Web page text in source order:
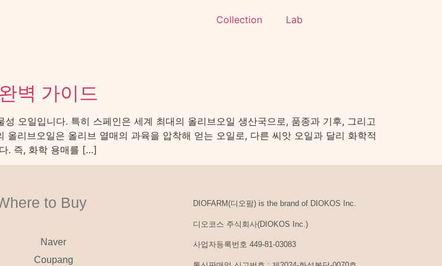
Collection Lab
벽 가이드
오일입니다. 특히 스페인은 세계 최대의 올리브오일 생산국으로, 품종과 기후, 그리고
리브오일은 올리브 열매의 과육을 압착해 얻는 오일로, 다른 씨앗 오일과 달리 화학적
. 즉, 화학 용매를 […]
to Buy
Naver
Coupang
DIOFARM(디오팜) is the brand of DIOKOS Inc.
디오코스 주식회사(DIOKOS Inc.)
사업자등록번호 449-81-03083